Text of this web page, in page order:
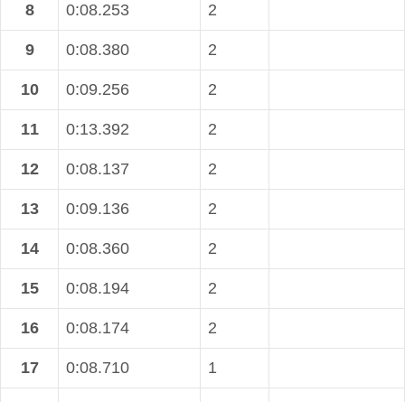
8 0:08.253 2
9 0:08.380 2
10 0:09.256 2
11 0:13.392 2
12 0:08.137 2
13 0:09.136 2
14 0:08.360 2
15 0:08.194 2
16 0:08.174 2
17 0:08.710 1